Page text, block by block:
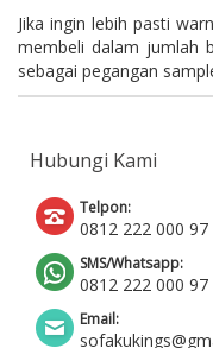
Jika ingin lebih pasti
membeli dalam jumlah
sebagai pegangan
Hubungi Kami
Telpon:
0812 222 000 97
SMS/Whatsapp:
0812 222 000 97
Email: